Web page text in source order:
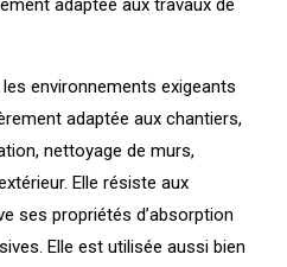
adaptée aux travaux de
environnements exigeants
adaptée aux chantiers,
nettoyage de murs,
Elle résiste aux
ses propriétés d’absorption
Elle est utilisée aussi bien